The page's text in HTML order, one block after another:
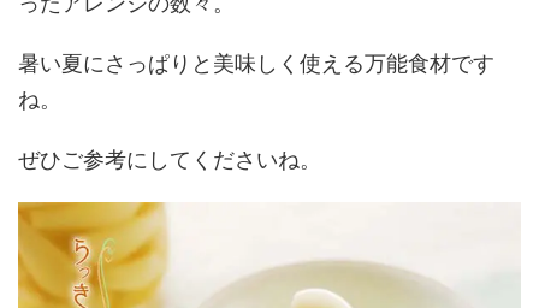
暑い夏にさっぱりと美味しく使える万能食材です
ね。
ぜひご参考にしてくださいね。